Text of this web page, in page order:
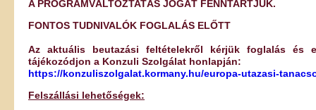
A PROGRAMVÁLTOZTATÁS JOGÁT FENNTARTJUK.
FONTOS TUDNIVALÓK FOGLALÁS ELŐTT
Az aktuális beutazási feltételekről kérjük foglalás és
tájékozódjon a Konzuli Szolgálat honlapján:
https://konzuliszolgalat.kormany.hu/europa-utazasi-
Felszállási lehetőségek: